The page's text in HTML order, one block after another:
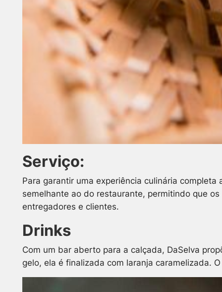
Serviço:
Para garantir uma experiência culinária
semelhante ao do restaurante, permitindo que
entregadores e clientes.
Drinks
Com um bar aberto para a calçada, DaSelva
gelo, ela é finalizada com laranja caramelizada.